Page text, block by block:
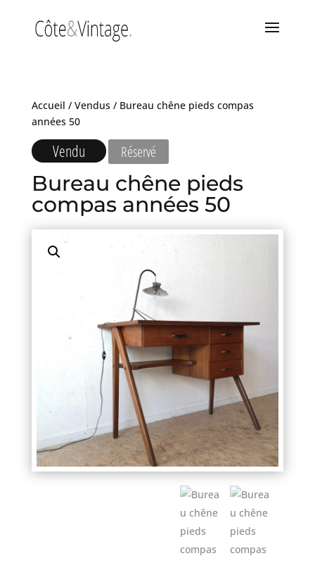
Accueil / Vendus/ Bureau chêne pieds compas
années 50
Vendu Réservé
Bureau chêne pieds
compas années 50